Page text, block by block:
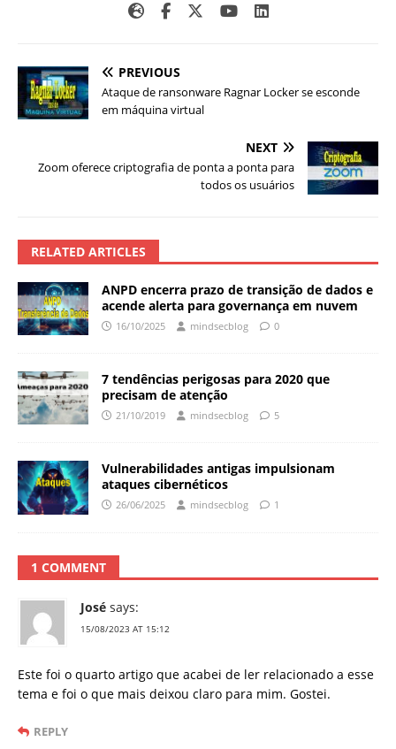
PREVIOUS
Ataque de ransonware Ragnar Locker se esconde
em máquina virtual
NEXT
Zoom oferece criptografia de ponta a ponta para
todos os usuários
RELATED ARTICLES
ANPD encerra prazo de transição de dados e
acende alerta para governança em nuvem
16/10/2025 mindsecblog 0
7 tendências perigosas para 2020 que
precisam de atenção
21/10/2019 mindsecblog 5
Vulnerabilidades antigas impulsionam
ataques cibernéticos
26/06/2025 mindsecblog 1
1 COMMENT
José says:
15/08/2023 AT 15:12
Este foi o quarto artigo que acabei de ler relacionado a esse
tema e foi o que mais deixou claro para mim. Gostei.
REPLY